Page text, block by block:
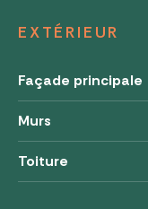
EXTÉRIEUR
Façade principale
Murs
Toiture